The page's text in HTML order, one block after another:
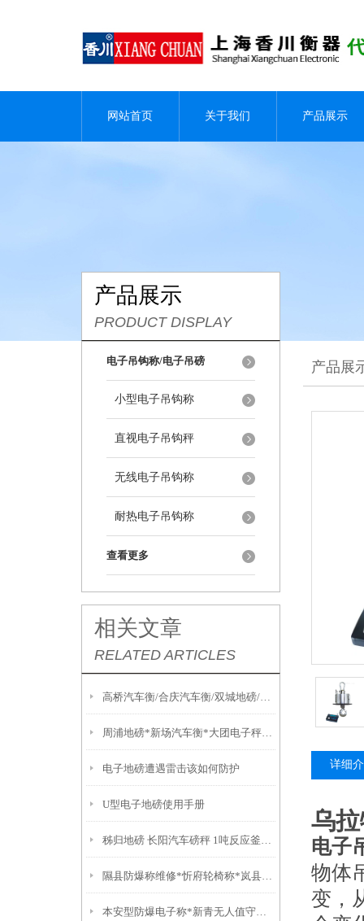
网站首页 关于我们 产品展示
产品展示
PRODUCT DISPLAY
电子吊钩称/电子吊磅
小型电子吊钩称
直视电子吊钩秤
无线电子吊钩称
耐热电子吊钩称
查看更多
相关文章
RELATED ARTICLES
高桥汽车衡/合庆汽车衡/双城地磅/北蔡汽车衡/尚志地磅维修
周浦地磅*新场汽车衡*大团电子秤*康桥防爆秤
电子地磅遭遇雷击该如何防护
U型电子地磅使用手册
秭归地磅 长阳汽车磅秤 1吨反应釜称重模块安装调试
隰县防爆称维修*忻府轮椅称*岚县防爆地磅*方山连接电脑秤
本安型防爆电子称*新青无人值守地磅*四方台电子汽车衡*岭东电子地磅
产品展
详细
乌
电子
物体
变，